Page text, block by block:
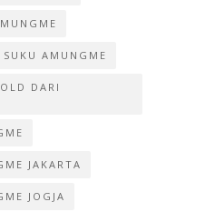
AMUNGME
DARI
JAKARTA
JOGJA